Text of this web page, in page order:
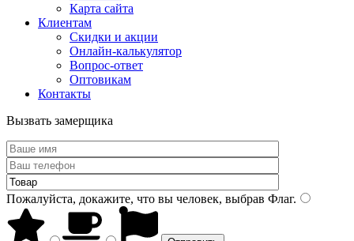
Карта сайта
Клиентам
Скидки и акции
Онлайн-калькулятор
Вопрос-ответ
Оптовикам
Контакты
Вызвать замерщика
Пожалуйста, докажите, что вы человек, выбрав Флаг.